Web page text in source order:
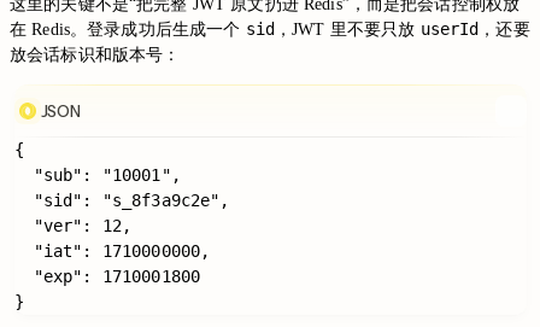
这里的关键不是“把完整 JWT 原文扔进 Redis”，而是把会话控制权放
在 Redis。登录成功后生成一个 sid ，JWT 里不要只放 userId ，还要
放会话标识和版本号：
JSON
{
  "sub": "10001",
  "sid": "s_8f3a9c2e",
  "ver": 12,
  "iat": 1710000000,
  "exp": 1710001800